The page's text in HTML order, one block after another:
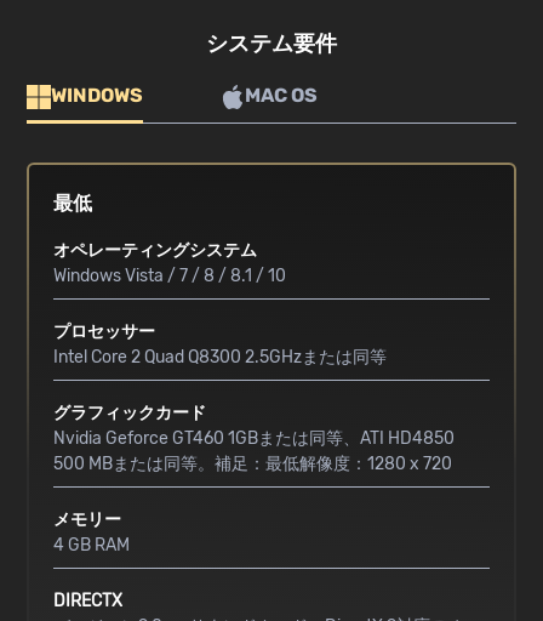
システム要件
WINDOWS MAC OS
最低
オペレーティングシステム
Windows Vista / 7 / 8 / 8.1 / 10
プロセッサー
Intel Core 2 Quad Q8300 2.5GHzまたは同等
グラフィックカード
Nvidia Geforce GT460 1GBまたは同等、ATI HD4850
500 MBまたは同等。補足：最低解像度：1280 x 720
メモリー
4 GB RAM
DIRECTX